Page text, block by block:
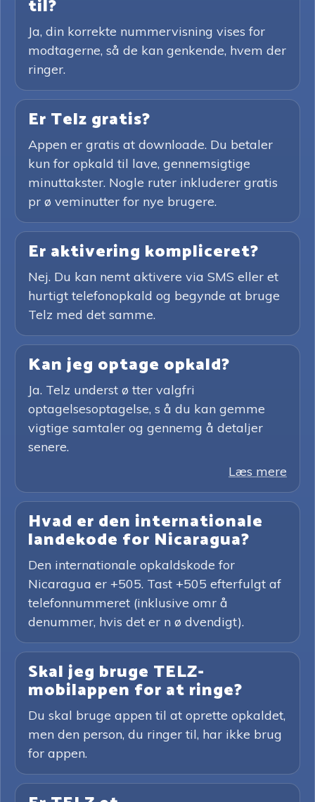
til?
Ja, din korrekte nummervisning vises for
modtagerne, så de kan genkende, hvem der
ringer.
Er Telz gratis?
Appen er gratis at downloade. Du betaler
kun for opkald til lave, gennemsigtige
minuttakster. Nogle ruter inkluderer gratis
pr ø veminutter for nye brugere.
Er aktivering kompliceret?
Nej. Du kan nemt aktivere via SMS eller et
hurtigt telefonopkald og begynde at bruge
Telz med det samme.
Kan jeg optage opkald?
Ja. Telz underst ø tter valgfri
optagelsesoptagelse, s å du kan gemme
vigtige samtaler og gennemg å detaljer
senere.
Læs mere
Hvad er den internationale
landekode for Nicaragua?
Den internationale opkaldskode for
Nicaragua er +505. Tast +505 efterfulgt af
telefonnummeret (inklusive omr å
denummer, hvis det er n ø dvendigt).
Skal jeg bruge TELZ-
mobilappen for at ringe?
Du skal bruge appen til at oprette opkaldet,
men den person, du ringer til, har ikke brug
for appen.